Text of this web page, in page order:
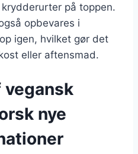
på toppen.
opbevares i
igen, hvilket gør det
eller aftensmad.
vegansk
nye